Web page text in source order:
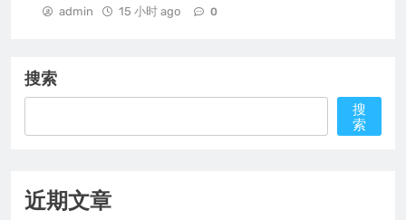
admin 15 小时 ago 0
搜索
搜
索
近期文章